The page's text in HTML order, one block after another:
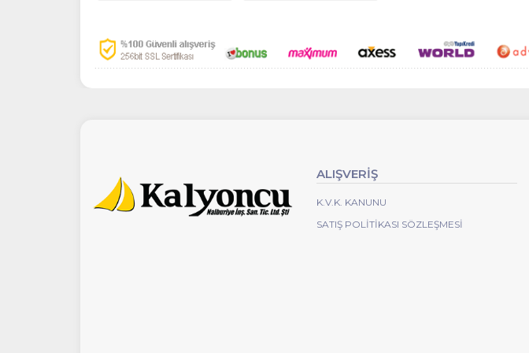
ALIŞVERİŞ
K.V.K. KANUNU
SATIŞ POLITIKASI SÖZLEŞMESI